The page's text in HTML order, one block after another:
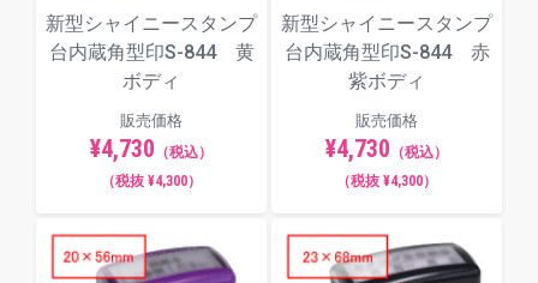
新型シャイニースタンプ
台内蔵角型印S-844 黄
ボディ
販売価格
¥4,730 （税込）
（税抜 ¥4,300）
新型シャイニースタンプ
台内蔵角型印S-844 赤
紫ボディ
販売価格
¥4,730 （税込）
（税抜 ¥4,300）